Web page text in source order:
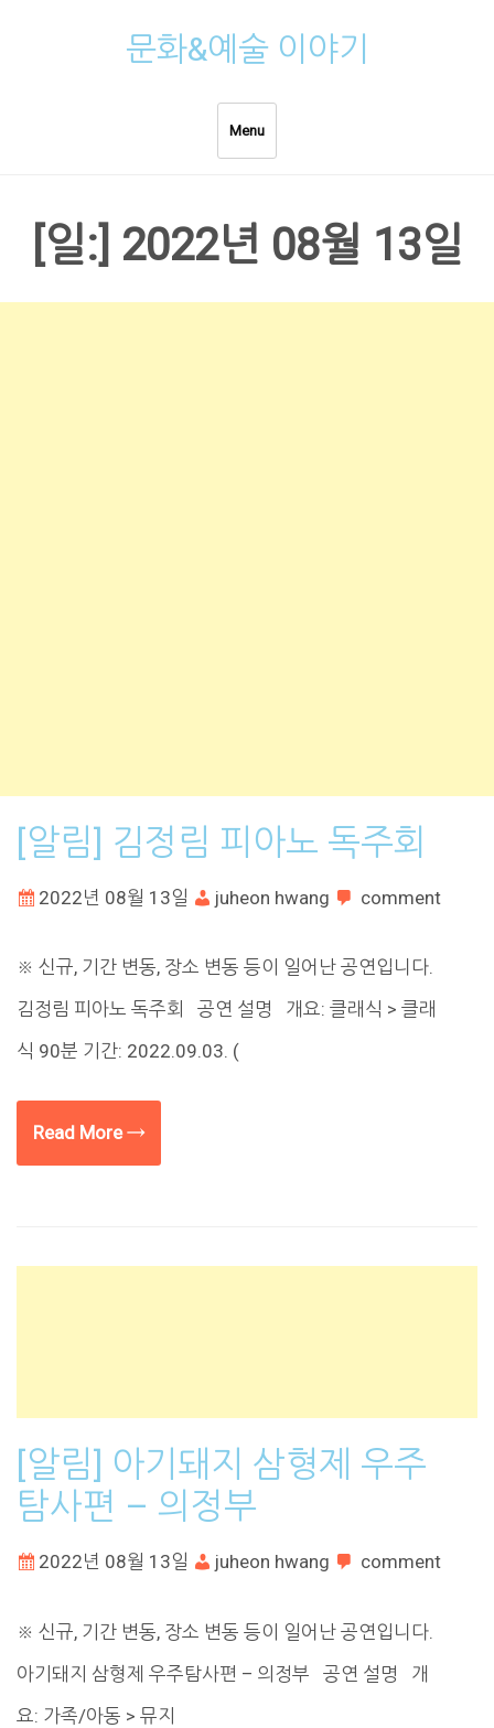
문화&예술 이야기
Menu
[일:] 2022년 08월 13일
[알림] 김정림 피아노 독주회
2022년 08월 13일 juheon hwang comment
※ 신규, 기간 변동, 장소 변동 등이 일어난 공연입니다.
김정림 피아노 독주회 공연 설명 개요: 클래식 > 클래
식 90분 기간: 2022.09.03. (
Read More →
[알림] 아기돼지 삼형제 우주
탐사편 – 의정부
2022년 08월 13일 juheon hwang comment
※ 신규, 기간 변동, 장소 변동 등이 일어난 공연입니다.
아기돼지 삼형제 우주탐사편 – 의정부 공연 설명 개
요: 가족/아동 > 뮤지